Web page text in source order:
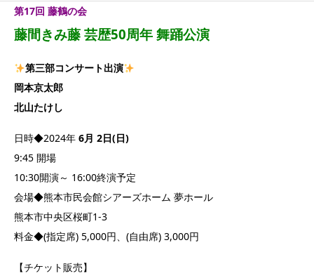
第17回 藤鶴の会
藤間きみ藤 芸歴50周年 舞踊公演
第三部コンサート出演
岡本京太郎
北山たけし
日時◆2024年 6月 2日(日)
9:45 開場
10:30開演～ 16:00終演予定
会場◆熊本市民会館シアーズホーム 夢ホール
熊本市中央区桜町1-3
料金◆(指定席) 5,000円、(自由席) 3,000円
【チケット販売】